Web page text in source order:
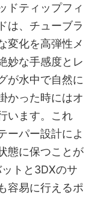
ドティップフィ
は、チューブラ
変化を高弾性メ
妙な手感度とレ
が水中で自然に
かった時にはオ
います。これ
ーパー設計によ
態に保つことが
トと3DXのサ
容易に行えるポ